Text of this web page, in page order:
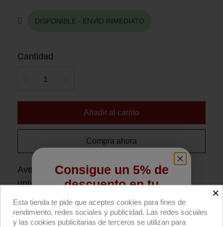
DISPONIBLE - ENVÍO INMEDIATO
Cantidad
Añadir al carrito
Compra ahora
Avenger D650, jirafa Junior con cabeza
universal.
Descripción producto Devoluciones Envío
×
Esta tienda te pide que aceptes cookies para fines de
rendimiento, redes sociales y publicidad. Las redes sociales
y las cookies publicitarias de terceros se utilizan para
Consigue un 5% de
descuento en tu
primera compra
Regístrate para recibir el descuento.